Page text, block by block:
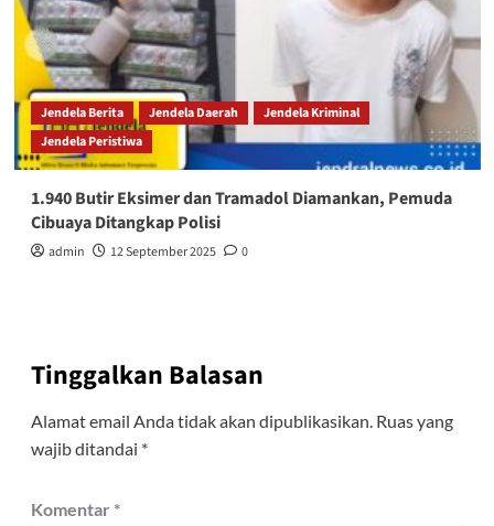
Jendela Berita Jendela Daerah
Jendela Kriminal
Jendela Peristiwa
1.940 Butir Eksimer dan Tramadol Diamankan, Pemuda
Cibuaya Ditangkap Polisi
admin 12 September 2025 0
Tinggalkan Balasan
Alamat email Anda tidak akan dipublikasikan. Ruas yang
wajib ditandai *
Komentar *